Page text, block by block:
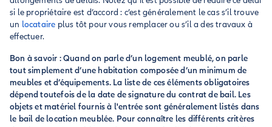
si le propriétaire est d’accord : c’est généralement le cas s’il trouve
un locataire plus tôt pour vous remplacer ou s’il a des travaux à
effectuer.
Bon à savoir : Quand on parle d’un logement meublé, on parle
tout simplement d’une habitation composée d’un minimum de
meubles et d’équipements. La liste de ces éléments obligatoires
dépend toutefois de la date de signature du contrat de bail. Les
objets et matériel fournis à l'entrée sont généralement listés dans
le bail de location meublée. Pour connaître les différents critères